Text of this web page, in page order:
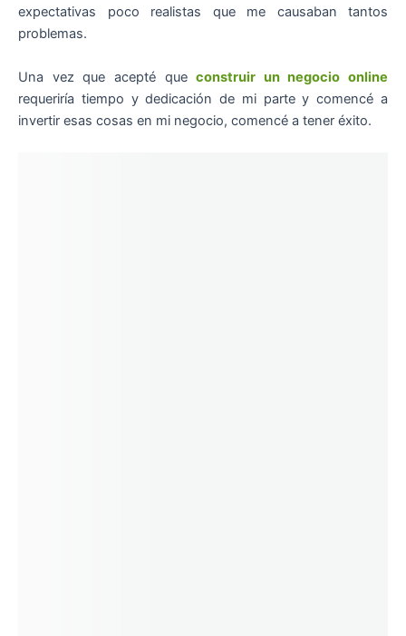
expectativas poco realistas que me causaban tantos
problemas.
Una vez que acepté queconstruir un negocio online
requeriría tiempo y dedicación de mi parte y comencé a
invertir esas cosas en mi negocio, comencé a tener éxito.